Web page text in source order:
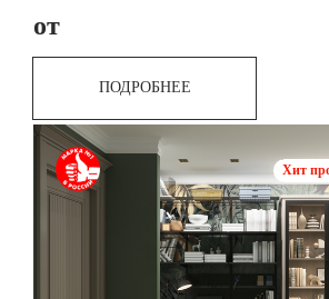
от
ПОДРОБНЕЕ
Хит